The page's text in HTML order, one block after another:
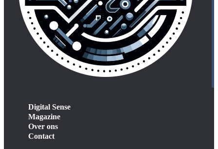
Digital Sense
Magazine
Over ons
Contact